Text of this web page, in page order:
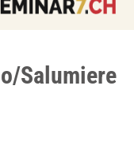
Salumiere